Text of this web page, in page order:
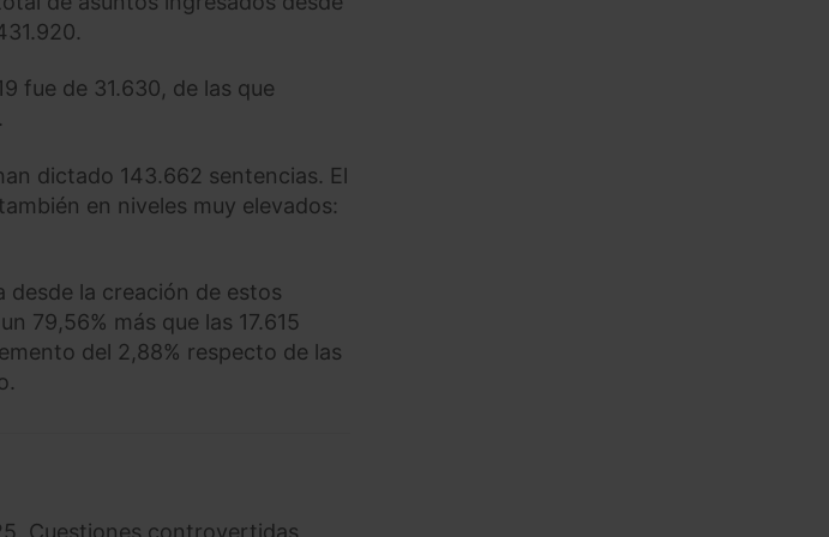
fue de 31.630, de las que
dictado 143.662 sentencias. El
en niveles muy elevados:
desde la creación de estos
79,56% más que las 17.615
del 2,88% respecto de las